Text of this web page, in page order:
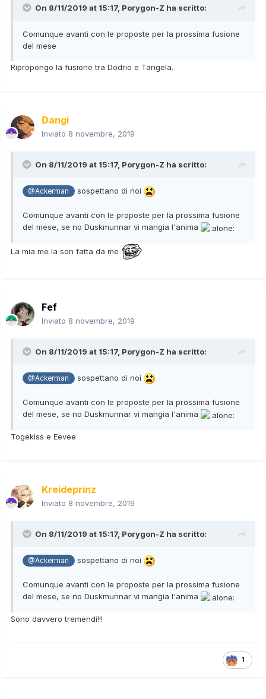
On 8/11/2019 at 15:17, Porygon-Z ha scritto:
Comunque avanti con le proposte per la prossima fusione
del mese
Ripropongo la fusione tra Dodrio e Tangela.
Dangi
Inviato 8 novembre, 2019
On 8/11/2019 at 15:17, Porygon-Z ha scritto:
@Ackerman sospettano di noi
Comunque avanti con le proposte per la prossima fusione
del mese, se no Duskmunnar vi mangia l'anima
La mia me la son fatta da me
Fef
Inviato 8 novembre, 2019
On 8/11/2019 at 15:17, Porygon-Z ha scritto:
@Ackerman sospettano di noi
Comunque avanti con le proposte per la prossima fusione
del mese, se no Duskmunnar vi mangia l'anima
Togekiss e Eevee
Kreideprinz
Inviato 8 novembre, 2019
On 8/11/2019 at 15:17, Porygon-Z ha scritto:
@Ackerman sospettano di noi
Comunque avanti con le proposte per la prossima fusione
del mese, se no Duskmunnar vi mangia l'anima
Sono davvero tremendi!!!
1